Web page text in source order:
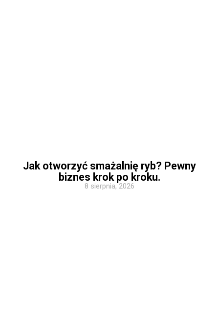
Jak otworzyć smażalnię ryb? Pewny
biznes krok po kroku.
8 sierpnia, 2026